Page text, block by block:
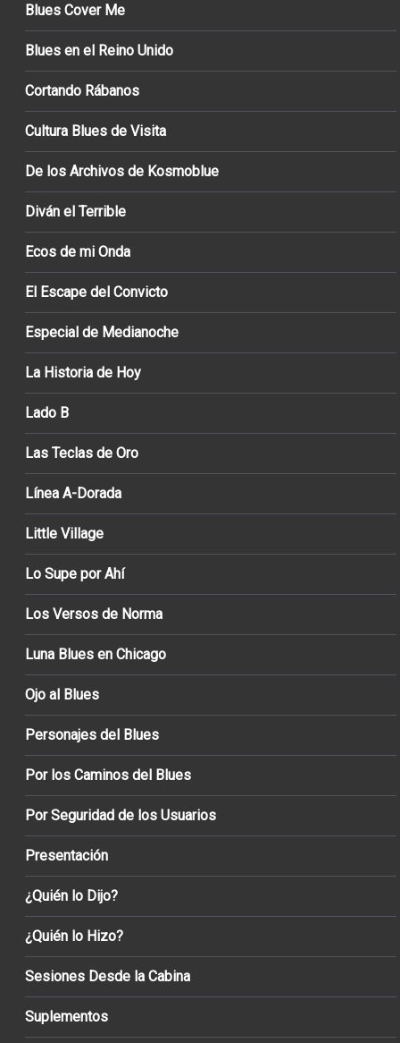
Blues Cover Me
Blues en el Reino Unido
Cortando Rábanos
Cultura Blues de Visita
De los Archivos de Kosmoblue
Diván el Terrible
Ecos de mi Onda
El Escape del Convicto
Especial de Medianoche
La Historia de Hoy
Lado B
Las Teclas de Oro
Línea A-Dorada
Little Village
Lo Supe por Ahí
Los Versos de Norma
Luna Blues en Chicago
Ojo al Blues
Personajes del Blues
Por los Caminos del Blues
Por Seguridad de los Usuarios
Presentación
¿Quién lo Dijo?
¿Quién lo Hizo?
Sesiones Desde la Cabina
Suplementos